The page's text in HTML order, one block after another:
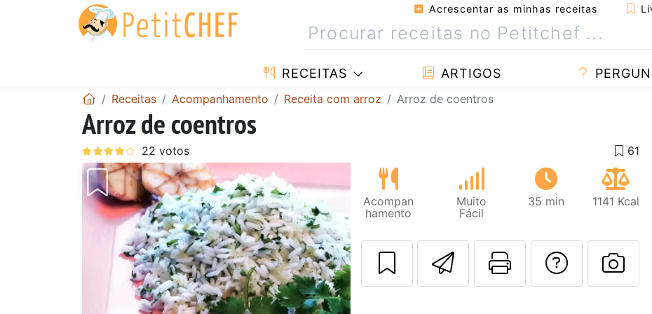
Acrescentar as minhas receitas
RECEITAS ARTIGOS
Receitas Acompanhamento Receita com arroz Arroz de coentros
Arroz de coentros
Acompan
hamento
Muito
Fácil
35 min 1141 Kcal
Enviar esta
ImprimaFalar